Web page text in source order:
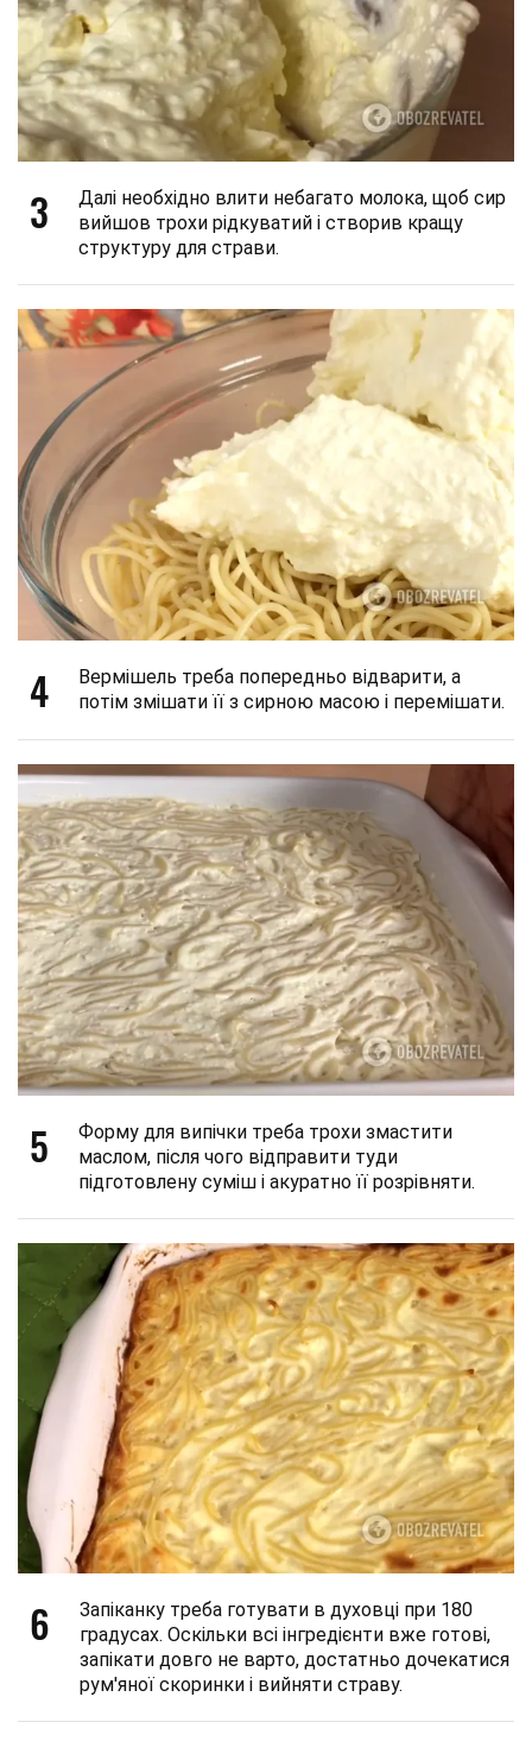
3
Далі необхідно влити небагато молока, щоб сир
вийшов трохи рідкуватий і створив кращу
структуру для страви.
4
Вермішель треба попередньо відварити, а
потім змішати її з сирною масою і перемішати.
5
Форму для випічки треба трохи змастити
маслом, після чого відправити туди
підготовлену суміш і акуратно її розрівняти.
6
Запіканку треба готувати в духовці при 180
градусах. Оскільки всі інгредієнти вже готові,
запікати довго не варто, достатньо дочекатися
рум'яної скоринки і вийняти страву.